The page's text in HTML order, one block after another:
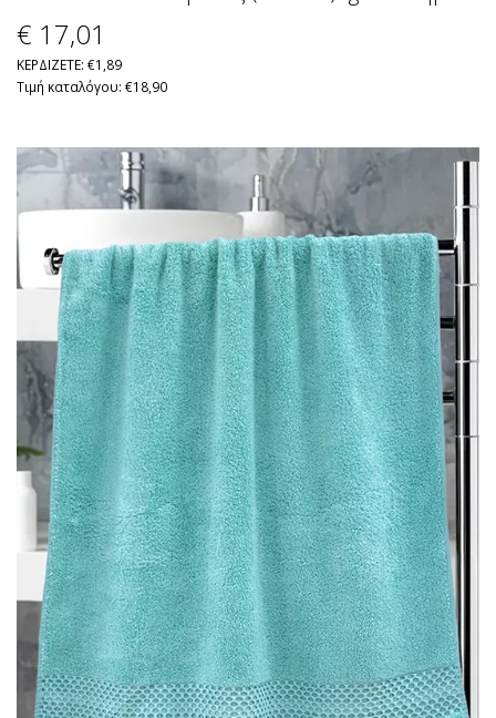
€ 17,01
ΚΕΡΔΙΖΕΤΕ: €1,89
Τιμή καταλόγου: €18,90